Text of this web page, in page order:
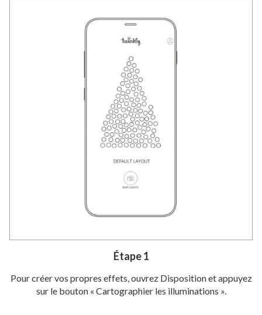
Étape 1
Pour créer vos propres effets, ouvrez Disposition et appuyez
sur le bouton « Cartographier les illuminations ».